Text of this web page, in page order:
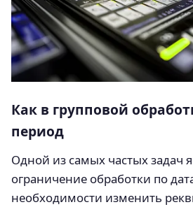
Как в групповой
период
Одной из самых частых задач
ограничение обработки по
необходимости изменить